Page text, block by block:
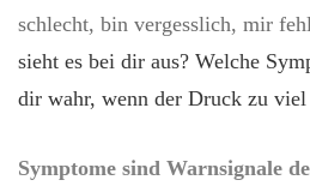
schlecht, bin vergesslich, mir
sieht es bei dir aus? Welche
dir wahr, wenn der Druck zu
Symptome sind Warnsignale